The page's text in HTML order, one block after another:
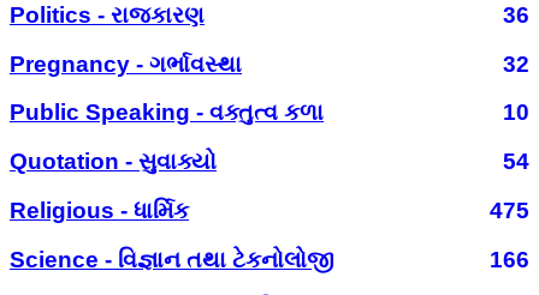
Politics - રાજકારણ
36
Pregnancy - ગર્ભાવસ્થા
32
Public Speaking - વક્તુત્વ કળા
10
Quotation - સુવાક્યો
54
Religious - ધાર્મિક
475
Science - વિજ્ઞાન તથા ટેકનોલોજી
166